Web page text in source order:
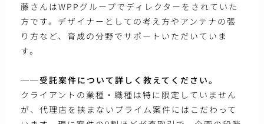
藤さんはWPPグループでディレクターをされていた
方です。デザイナーとしての考え方やアンテナの張
り方など、育成の分野でサポートいただいていま
す。
──受託案件について詳しく教えてください。
クライアントの業種・職種は特に限定していません
が、代理店を挟まないプライム案件にはこだわって